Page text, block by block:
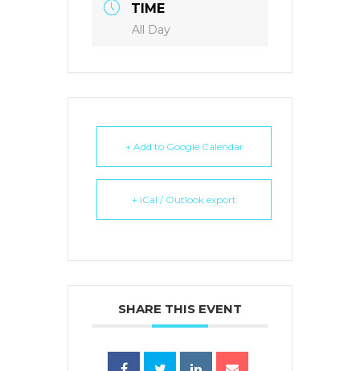
TIME
All Day
+ Add to Google Calendar
+ iCal / Outlook export
SHARE THIS EVENT